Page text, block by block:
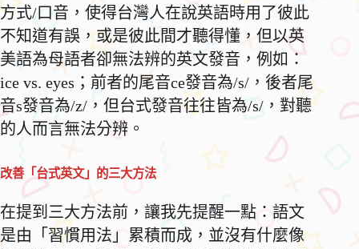
方式/口音，使得台灣人在說英語時用了彼此
不知道有誤，或是彼此間才聽得懂，但以英
美語為母語者卻無法辨的英文發音，例如：
ice vs. eyes；前者的尾音ce發音為/s/，後者尾
音s發音為/z/，但台式發音往往皆為/s/，對聽
的人而言無法分辨。
改善「台式英文」的三大方法
在提到三大方法前，讓我先提醒一點：語文
是由「習慣用法」累積而成，並沒有什麼像